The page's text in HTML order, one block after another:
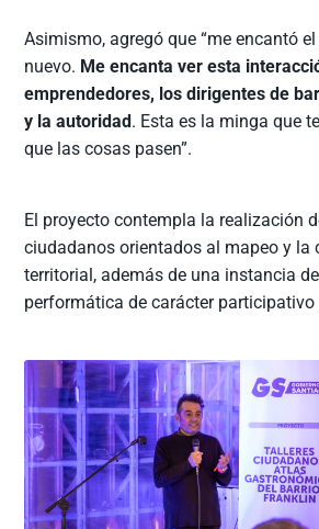
Asimismo, agregó que “me encantó
nuevo. Me encanta ver esta
emprendedores, los dirigentes de
y la autoridad. Esta es la minga que
que las cosas pasen”.
El proyecto contempla la realización
ciudadanos orientados al mapeo y la
territorial, además de una instancia
performática de carácter participativo